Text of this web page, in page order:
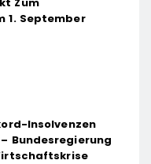
1. September
Insolvenzen
Bundesregierung